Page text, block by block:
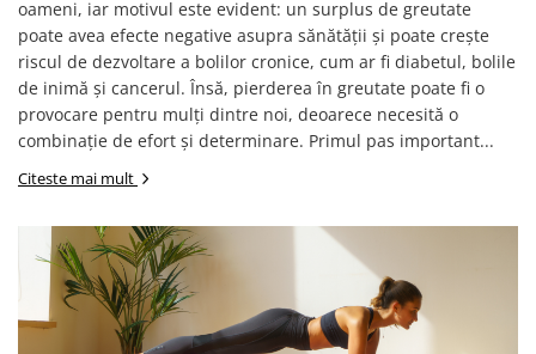
oameni, iar motivul este evident: un surplus de greutate
poate avea efecte negative asupra sănătății și poate crește
riscul de dezvoltare a bolilor cronice, cum ar fi diabetul, bolile
de inimă și cancerul. Însă, pierderea în greutate poate fi o
provocare pentru mulți dintre noi, deoarece necesită o
combinație de efort și determinare. Primul pas important...
Citeste mai mult